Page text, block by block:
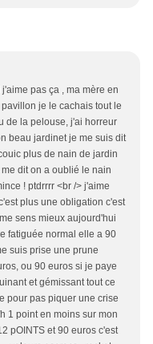
pas ça , ma mère en
je le cachais tout le
de la pelouse, j'ai horreur
beau jardinet je me suis dit
plus de nain de jardin
dit on a oublié le nain
! ptdrrrr <br /> j'aime
plus une obligation c'est
sens mieux aujourd'hui
fatiguée normal elle a 90
suis prise une prune
ou 90 euros si je paye
et gémissant tout ce
pour pas piquer une crise
1 point en moins sur mon
pOINTS et 90 euros c'est